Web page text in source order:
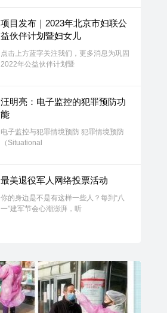
项目发布｜2023年北京市妇联公
益伙伴计划暨妇女儿
点击上方蓝字关注我们，更多消息为巩固
2022年公益伙伴计划暨
汪明亮：电子监控的犯罪预防功
能
电子监控与犯罪情境预防 犯罪情境预防
（Situational
最美退役军人网络投票活动
你的身边是不是有这样一些人？每到“八
一”建军节会心潮澎湃，听